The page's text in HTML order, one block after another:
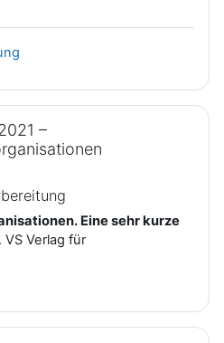
–
Eine sehr kurze
Verlag für